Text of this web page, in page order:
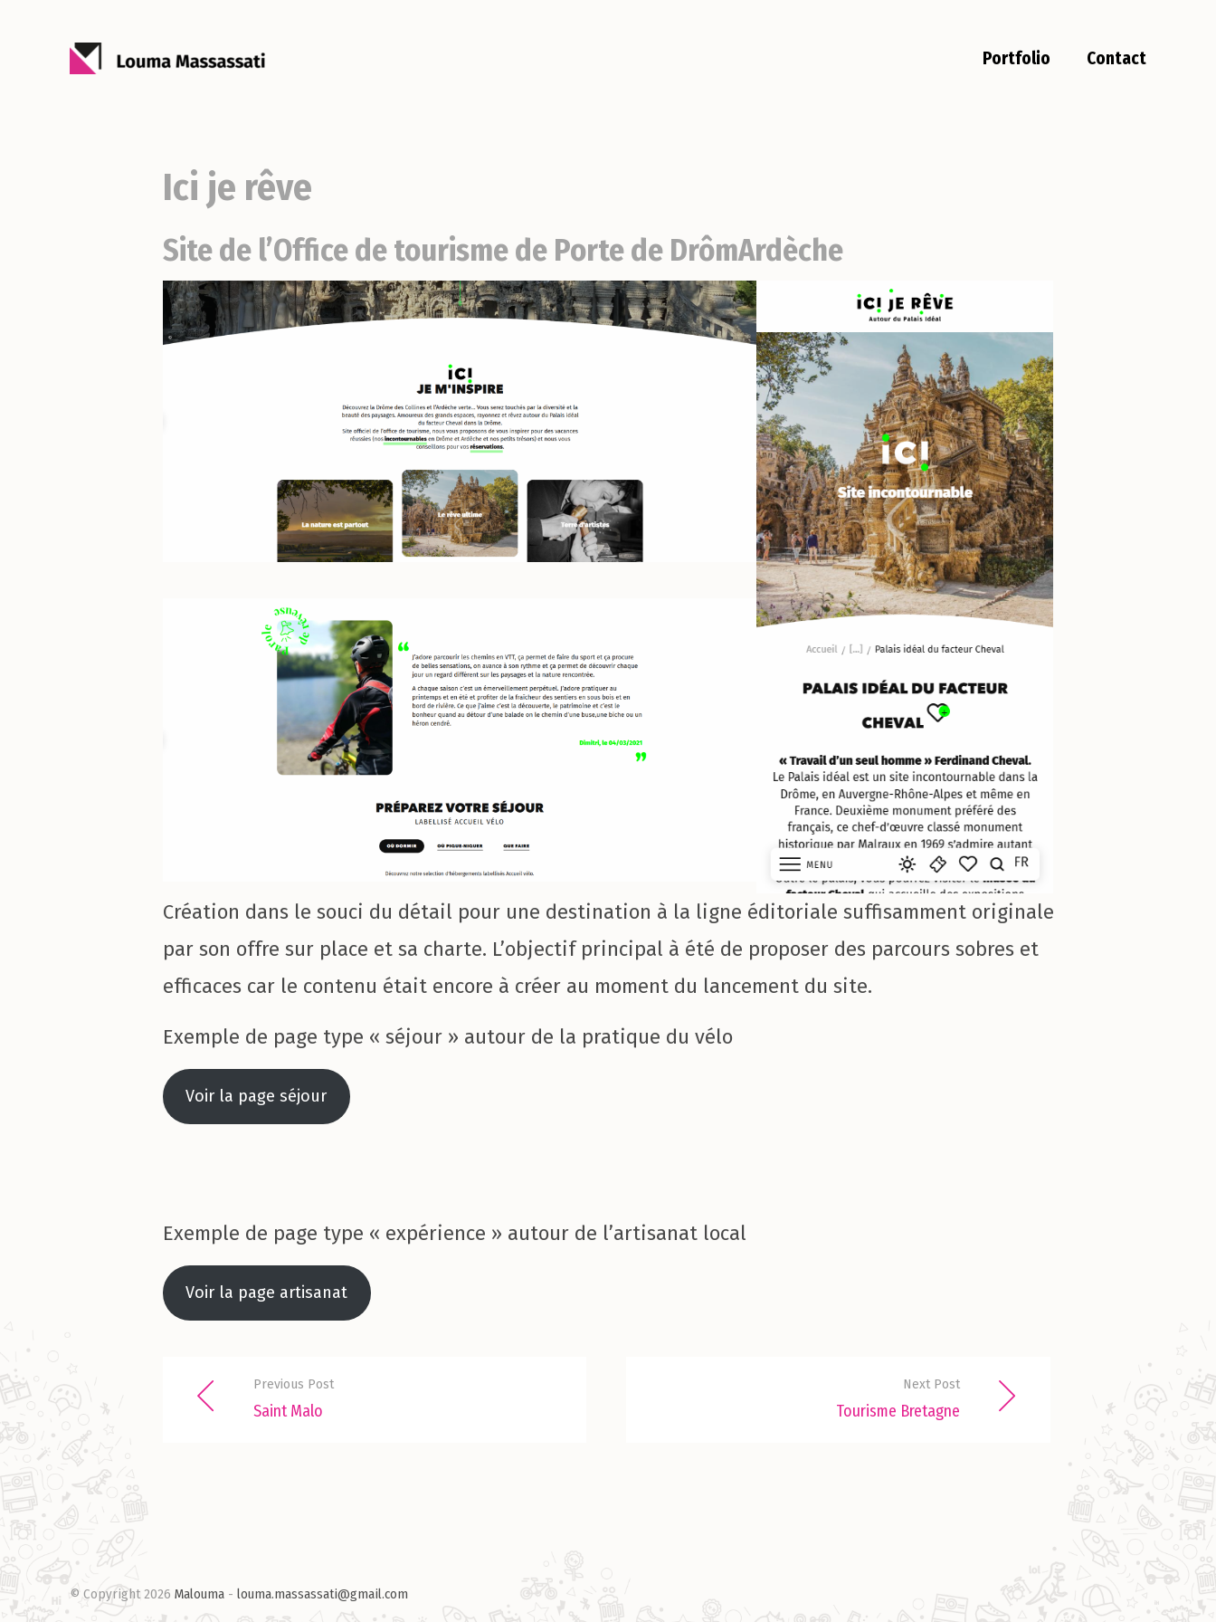
Portfolio Contact
Ici je rêve
Site de l’Office de tourisme de Porte de DrômArdèche
Création dans le souci du détail pour une destination à la ligne éditoriale suffisamment originale
par son offre sur place et sa charte. L’objectif principal à été de proposer des parcours sobres et
efficaces car le contenu était encore à créer au moment du lancement du site.
Exemple de page type « séjour » autour de la pratique du vélo
Voir la page séjour
Exemple de page type « expérience » autour de l’artisanat local
Voir la page artisanat
Previous Post
Saint Malo
Next Post
Tourisme Bretagne
© Copyright 2026 Malouma - louma.massassati@gmail.com Portfolio